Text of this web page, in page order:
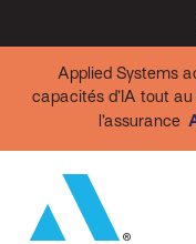
Applied Systems
capacités d’IA tout
l’assurance